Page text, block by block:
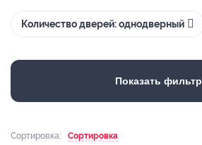
Количество дверей: однодверный
Показать фильтр
Сортировка: Сортировка